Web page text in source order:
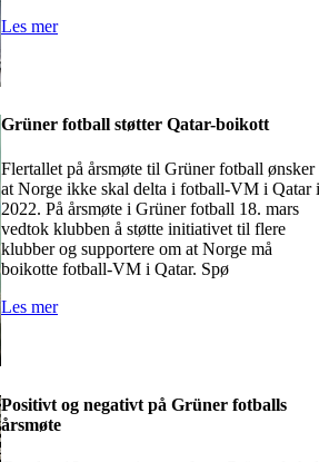
Les mer
Grüner fotball støtter Qatar-boikott
Flertallet på årsmøte til Grüner fotball ønsker
at Norge ikke skal delta i fotball-VM i Qatar i
2022. På årsmøte i Grüner fotball 18. mars
vedtok klubben å støtte initiativet til flere
klubber og supportere om at Norge må
boikotte fotball-VM i Qatar. Spø
Les mer
Positivt og negativt på Grüner fotballs
årsmøte